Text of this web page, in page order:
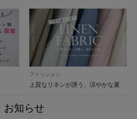
ファッション
上質なリネンが誘う、涼やかな夏
お知らせ